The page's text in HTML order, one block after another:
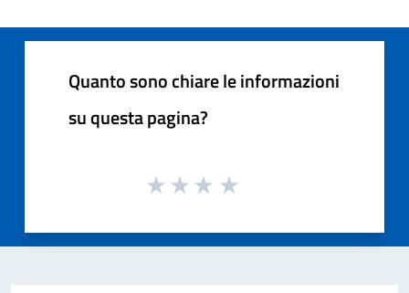
Quanto sono chiare le informazioni
su questa pagina?